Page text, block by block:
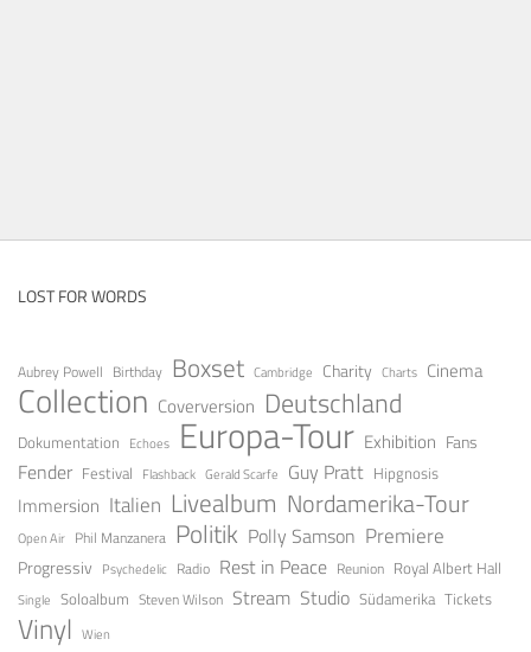
LOST FOR WORDS
Aubrey Powell Birthday Boxset Cambridge Charity Charts Cinema
Collection Coverversion Deutschland
Dokumentation Echoes Europa-Tour Exhibition Fans
Fender Festival Flashback Gerald Scarfe Guy Pratt Hipgnosis
Immersion Italien Livealbum Nordamerika-Tour
Open Air Phil Manzanera Politik Polly Samson Premiere
Progressiv Psychedelic Radio Rest in Peace Reunion Royal Albert Hall
Single Soloalbum Steven Wilson Stream Studio Südamerika Tickets
Vinyl Wien